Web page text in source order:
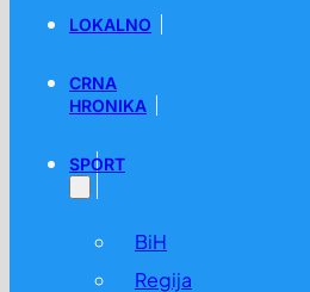
LOKALNO
CRNA
HRONIKA
SPORT
BiH
Regija